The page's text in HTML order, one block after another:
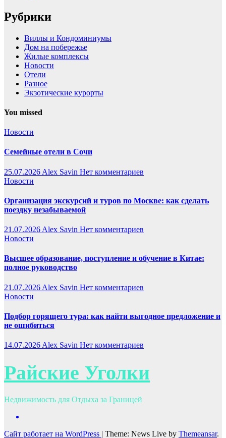
Рубрики
Виллы и Кондоминиумы
Дом на побережье
Жилые комплексы
Новости
Отели
Разное
Экзотические курорты
You missed
Новости
Семейные отели в Сочи
25.07.2026 Alex Savin Нет комментариев
Новости
Организация экскурсий и туров по Москве: как сделать
поездку незабываемой
21.07.2026 Alex Savin Нет комментариев
Новости
Высшее образование, поступление и обучение в Китае:
полное руководство
21.07.2026 Alex Savin Нет комментариев
Новости
Подбор горящего тура: как найти выгодное предложение и
не ошибиться
14.07.2026 Alex Savin Нет комментариев
Райские Уголки
Недвижимость для Отдыха за Границей
Сайт работает на WordPress | Theme: News Live by Themeansar.